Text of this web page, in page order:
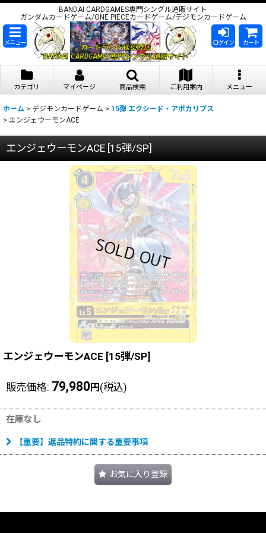
BANDAI CARDGAMES専門シングル通販サイト
ガンダムカードゲーム/ONE PIECEカードゲーム/デジモンカードゲーム
メニュー ログイン カート
カテゴリ マイページ 商品検索 ご利用案内 メニュー
ホーム > デジモンカードゲーム > 15弾 エクシード・アポカリプス
> エンジェウーモンACE
エンジェウーモンACE [15弾/SP]
エンジェウーモンACE [15弾/SP]
販売価格: 79,980 円 (税込)
在庫なし
【重要】返品特約に関する重要事項
お気に入り登録